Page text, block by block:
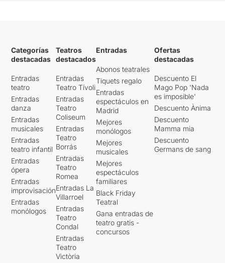
Categorías
destacadas
Entradas
teatro
Entradas
danza
Entradas
musicales
Entradas
teatro infantil
Entradas
ópera
Entradas
improvisación
Entradas
monólogos
Teatros
destacados
Entradas
Teatro Tívoli
Entradas
Teatro
Coliseum
Entradas
Teatro
Borrás
Entradas
Teatro
Romea
Entradas La
Villarroel
Entradas
Teatro
Condal
Entradas
Teatro
Victòria
Entradas
Abonos teatrales
Tiquets regalo
Entradas
espectáculos en
Madrid
Mejores
monólogos
Mejores
musicales
Mejores
espectáculos
familiares
Black Friday
Teatral
Gana entradas de
teatro gratis -
concursos
Ofertas
destacadas
Descuento El
Mago Pop 'Nada
es imposible'
Descuento Ànima
Descuento
Mamma mia
Descuento
Germans de sang